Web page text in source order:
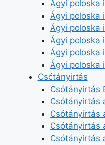
Ágyi poloska
Ágyi poloska
Ágyi poloska
Ágyi poloska
Ágyi poloska
Ágyi poloska
Csótányirtás
Csótányirtás
Csótányirtás
Csótányirtás
Csótányirtás
Csótányirtás